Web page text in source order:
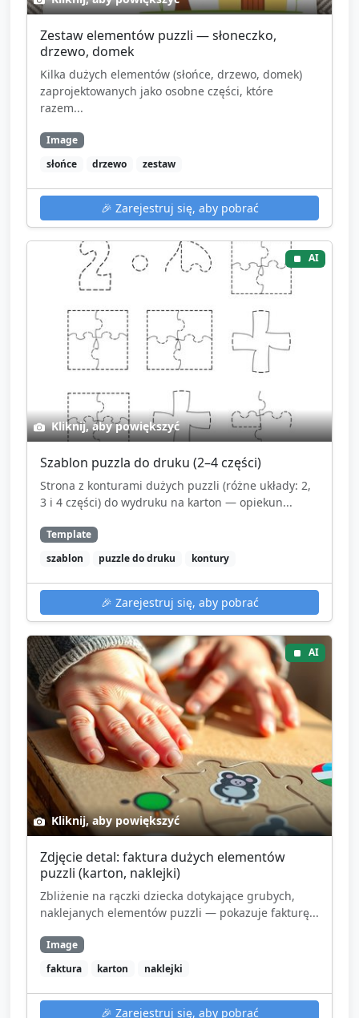
Zestaw elementów puzzli — słoneczko,
drzewo, domek
Kilka dużych elementów (słońce, drzewo, domek)
zaprojektowanych jako osobne części, które
razem...
Image
słońce
drzewo zestaw
🎉 Zarejestruj się, aby pobrać
AI
Kliknij, aby powiększyć
Szablon puzzla do druku (2–4 części)
Strona z konturami dużych puzzli (różne układy: 2,
3 i 4 części) do wydruku na karton — opiekun...
Template
szablon
puzzle do druku kontury
🎉 Zarejestruj się, aby pobrać
AI
Kliknij, aby powiększyć
Zdjęcie detal: faktura dużych elementów
puzzli (karton, naklejki)
Zbliżenie na rączki dziecka dotykające grubych,
naklejanych elementów puzzli — pokazuje fakturę...
Image
faktura
karton naklejki
🎉 Zarejestruj się, aby pobrać